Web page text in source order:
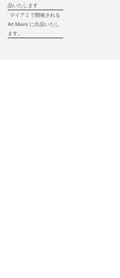
品いたします
マイアミで開催される
Art Miami に出品いたし
ます。